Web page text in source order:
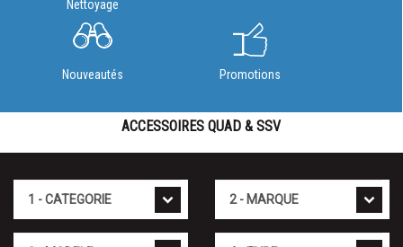
Nettoyage
Nouveautés Promotions
ACCESSOIRES QUAD & SSV